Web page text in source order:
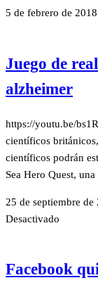
5 de febrero de 2018
Juego de
alzheimer
https://youtu.be/
científicos
científicos podrán
Sea Hero Quest,
25 de septiembre de
Desactivado
Facebook